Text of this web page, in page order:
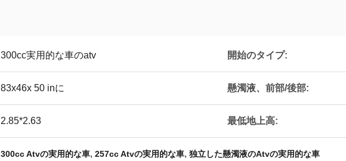
300cc実用的な車のatv 開始のタイプ:
83x46x 50 inに 懸濁液、前部/後部:
2.85*2.63 最低地上高:
300cc Atvの実用的な車, 257cc Atvの実用的な車, 独立した懸濁液のAtvの実用的な車